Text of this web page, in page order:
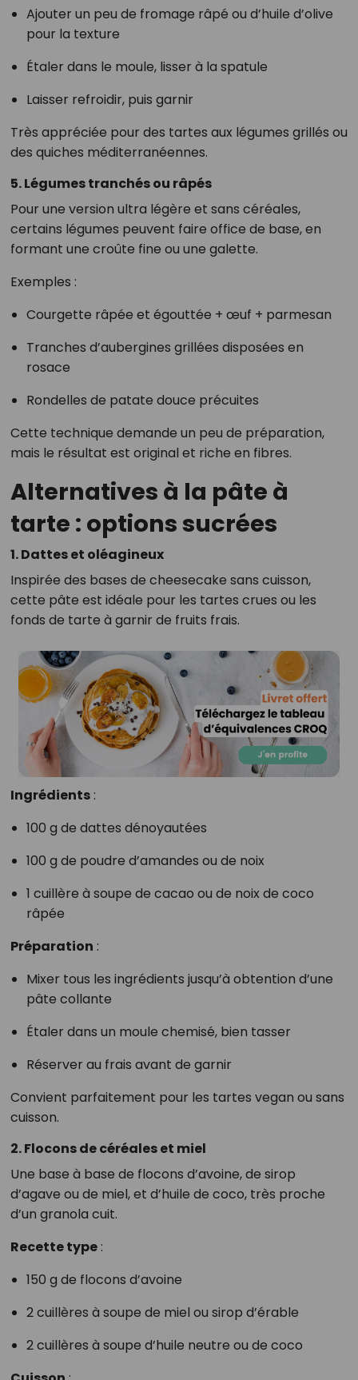
Ajouter un peu de fromage râpé ou d’huile d’olive
pour la texture
Étaler dans le moule, lisser à la spatule
Laisser refroidir, puis garnir
Très appréciée pour des tartes aux légumes grillés ou
des quiches méditerranéennes.
5. Légumes tranchés ou râpés
Pour une version ultra légère et sans céréales,
certains légumes peuvent faire office de base, en
formant une croûte fine ou une galette.
Exemples :
Courgette râpée et égouttée + œuf + parmesan
Tranches d’aubergines grillées disposées en
rosace
Rondelles de patate douce précuites
Cette technique demande un peu de préparation,
mais le résultat est original et riche en fibres.
Alternatives à la pâte à
tarte : options sucrées
1. Dattes et oléagineux
Inspirée des bases de cheesecake sans cuisson,
cette pâte est idéale pour les tartes crues ou les
fonds de tarte à garnir de fruits frais.
Ingrédients:
100 g de dattes dénoyautées
100 g de poudre d’amandes ou de noix
1 cuillère à soupe de cacao ou de noix de coco
râpée
Préparation :
Mixer tous les ingrédients jusqu’à obtention d’une
pâte collante
Étaler dans un moule chemisé, bien tasser
Réserver au frais avant de garnir
Convient parfaitement pour les tartes vegan ou sans
cuisson.
2. Flocons de céréales et miel
Une base à base de flocons d’avoine, de sirop
d’agave ou de miel, et d’huile de coco, très proche
d’un granola cuit.
Recette type:
150 g de flocons d’avoine
2 cuillères à soupe de miel ou sirop d’érable
2 cuillères à soupe d’huile neutre ou de coco